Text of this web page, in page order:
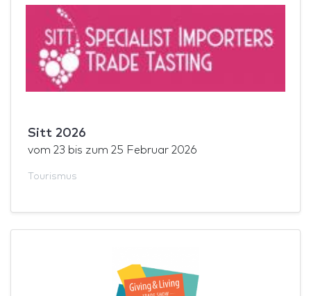
Sitt 2026
vom 23 bis zum 25 Februar 2026
Tourismus